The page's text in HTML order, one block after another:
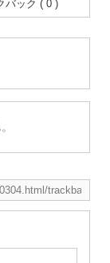
バック ( 0 )